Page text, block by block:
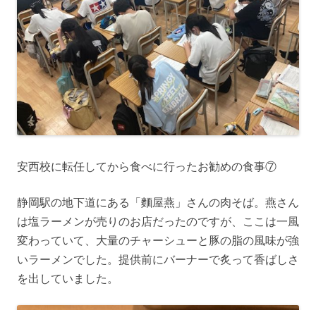
安西校に転任してから食べに行ったお勧めの食事⑦
静岡駅の地下道にある「麵屋燕」さんの肉そば。燕さん
は塩ラーメンが売りのお店だったのですが、ここは一風
変わっていて、大量のチャーシューと豚の脂の風味が強
いラーメンでした。提供前にバーナーで炙って香ばしさ
を出していました。